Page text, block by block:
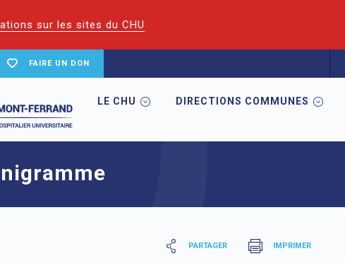
sur les sites du CHU
FAIRE UN DON
LE CHU DIRECTIONS COMMUNES
EIFS | Écoles et Instituts de Formation en Santé EIBO Organigramme
PARTAGER IMPRIMER